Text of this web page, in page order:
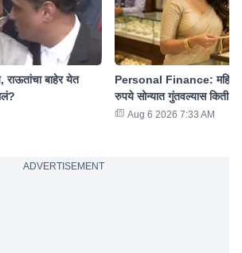
राऊतांचा बाहेर येत
Personal Finance:
रुपये सोन्यात गुंतवल्यास किती
Aug 6 2026 7:33 AM
ADVERTISEMENT